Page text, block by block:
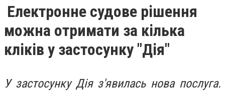
Електронне судове рішення
можна отримати за кілька
кліків у застосунку "Дія"
У застосунку Дія з'явилась нова послуга.